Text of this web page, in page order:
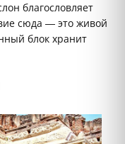
благословляет
сюда — это живой
блок хранит